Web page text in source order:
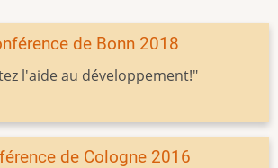
de Bonn 2018
l'aide au développement!"
de Cologne 2016